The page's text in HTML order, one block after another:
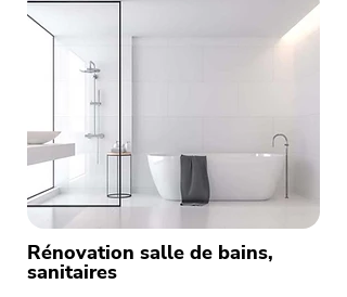
Rénovation salle de bains,
sanitaires